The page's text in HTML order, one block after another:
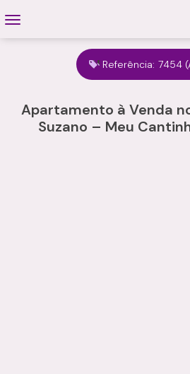
Referência: 7454
Apartamento à Venda
Suzano – Meu